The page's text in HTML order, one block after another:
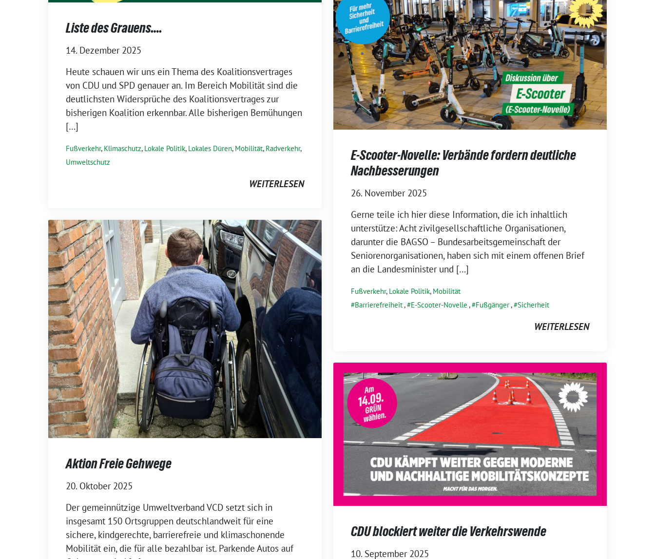
Liste des Grauens….
14. Dezember 2025
Heute schauen wir uns ein Thema des Koalitionsvertrages
von CDU und SPD genauer an. Im Bereich Mobilität sind die
deutlichsten Widersprüche des Koalitionsvertrages zur
bisherigen Koalition erkennbar. Alle bisherigen Bemühungen
[…]
Fußverkehr, Klimaschutz, Lokale Politik, Lokales Düren, Mobilität, Radverkehr,
Umweltschutz
WEITERLESEN
E-Scooter-Novelle: Verbände fordern deutliche
Nachbesserungen
26. November 2025
Gerne teile ich hier diese Information, die ich inhaltlich
unterstütze: Acht zivilgesellschaftliche Organisationen,
darunter die BAGSO – Bundesarbeitsgemeinschaft der
Seniorenorganisationen, haben sich mit einem offenen Brief
an die Landesminister und […]
Fußverkehr, Lokale Politik, Mobilität
Barrierefreiheit, E-Scooter-Novelle , Fußgänger, Sicherheit
WEITERLESEN
Aktion Freie Gehwege
20. Oktober 2025
Der gemeinnützige Umweltverband VCD setzt sich in
insgesamt 150 Ortsgruppen deutschlandweit für eine
sichere, kindgerechte, barrierefreie und klimaschonende
Mobilität ein, die für alle bezahlbar ist. Parkende Autos auf
CDU blockiert weiter die Verkehrswende
10. September 2025